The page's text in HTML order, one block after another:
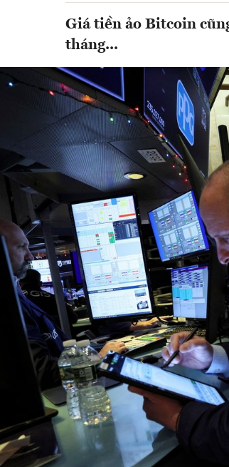
Giá tiền ảo Bitcoin
tháng...